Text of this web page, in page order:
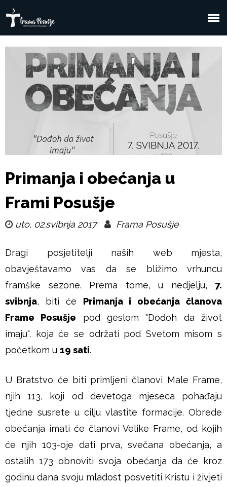
izbornik
sadržaj
F
o
s
š
e
Primanja i obećanja u
Frami Posušje
uto, 02.svibnja 2017 Frama Posušje
Dragi posjetitelji naših web mjesta,
obavještavamo vas da se bližimo vrhuncu
framške sezone. Prema tome, u nedjelju, 7.
svibnja, biti će Primanja i obećanja članova
Frame Posušje pod geslom "Dođoh da život
imaju", koja će se održati pod Svetom misom s
početkom u 19 sati.
U Bratstvo će biti primljeni članovi Male Frame,
njih 113, koji od devetoga mjeseca pohađaju
tjedne susrete u cilju vlastite formacije. Obrede
obećanja imati će članovi Velike Frame, od kojih
će njih 103-oje dati prva, svečana obećanja, a
ostalih 173 obnoviti svoja obećanja da će kroz
godinu dana svoju mladost posvetiti Kristu i živjeti